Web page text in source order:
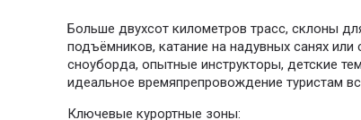
Больше двухсот километров трасс, склоны
подъёмников, катание на надувных санях
сноуборда, опытные инструкторы, детские
идеальное времяпрепровождение туристам
Ключевые курортные зоны: